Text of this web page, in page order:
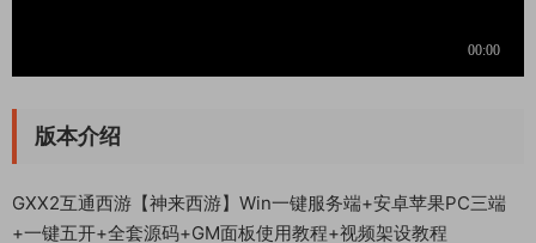
版本介绍
GXX2互通西游【神来西游】Win一键服务端+安卓苹果PC三端
+一键五开+全套源码+GM面板使用教程+视频架设教程